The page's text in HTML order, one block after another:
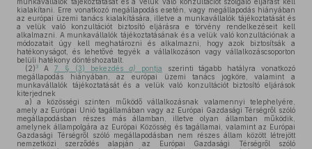
kialakítani. Erre vonatkozó megállapodás esetén, vagy megállapodás hiányában
az európai üzemi tanács kialakítására, illetve a munkavállalók tájékoztatását és
a velük való konzultációt biztosító eljárásra e törvény rendelkezéseit kell
alkalmazni. A munkavállalók tájékoztatásának és a velük való konzultációnak a
módozatait úgy kell meghatározni és alkalmazni, hogy azok biztosítsák a
hatékonyságot, és lehetővé tegyék a vállalkozáson vagy vállalkozáscsoporton
belüli hatékony döntéshozatalt.
(2) 3 A 7. § (3) bekezdés a) pontja szerinti tágabb hatályra vonatkozó
megállapodás hiányában, az európai üzemi tanács jogköre, valamint a
munkavállalók tájékoztatását és a velük való konzultációt biztosító eljárások
kiterjednek
a) a közösségi szinten működő vállalkozásnak valamennyi telephelyére,
amely az Európai Unió tagállamában vagy az Európai Gazdasági Térségről szóló
megállapodásban részes más államban, illetve olyan államban működik,
amelynek állampolgára az Európai Közösség és tagállamai, valamint az Európai
Gazdasági Térségről szóló megállapodásban nem részes állam között létrejött
nemzetközi szerződés alapján az Európai Gazdasági Térségről szóló